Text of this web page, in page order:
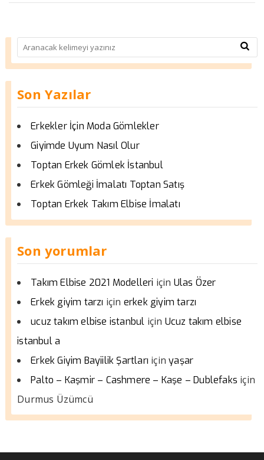
Son Yazılar
Erkekler İçin Moda Gömlekler
Giyimde Uyum Nasıl Olur
Toptan Erkek Gömlek İstanbul
Erkek Gömleği İmalatı Toptan Satış
Toptan Erkek Takım Elbise İmalatı
Son yorumlar
Takım Elbise 2021 Modelleri için Ulas Özer
Erkek giyim tarzı için erkek giyim tarzı
ucuz takım elbise istanbul için Ucuz takım elbise
istanbul a
Erkek Giyim Bayiilik Şartları içinyaşar
Palto – Kaşmir – Cashmere – Kaşe – Dublefaks için
Durmus Üzümcü